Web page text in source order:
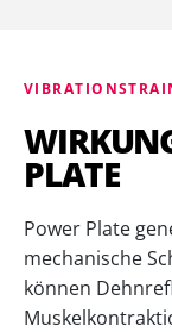
PLATE
Power Plate
mechanische
können